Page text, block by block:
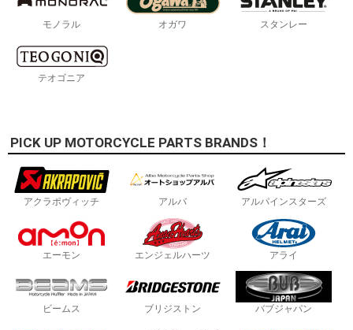
モノラル オガワ スタンレー
テオゴニア
PICK UP MOTORCYCLE PARTS BRANDS！
アクラポヴィッチ アルバ アルパインスターズ
エーモン エンジェルハーツ アライ
ビームス ブリジストン バブジャパン